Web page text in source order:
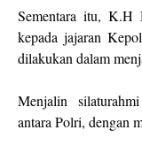
Sementara itu, K.H
kepada jajaran
dilakukan dalam
Menjalin
antara Polri, dengan